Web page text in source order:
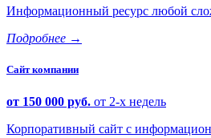
Информационный ресурс любой
Подробнее →
Сайт компании
от 150 000 руб. от 2-х недель
Корпоративный сайт с